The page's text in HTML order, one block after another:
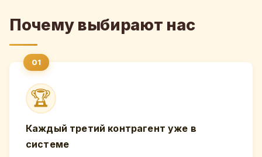
Почему выбирают нас
🏆
Каждый третий контрагент уже в
системе